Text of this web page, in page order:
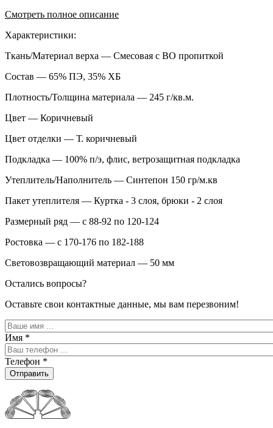
Смотреть полное описание
Характеристики:
Ткань/Материал верха — Смесовая с ВО пропиткой
Состав — 65% ПЭ, 35% ХБ
Плотность/Толщина материала — 245 г/кв.м.
Цвет — Коричневый
Цвет отделки — Т. коричневый
Подкладка — 100% п/э, флис, ветрозащитная подкладка
Утеплитель/Наполнитель — Синтепон 150 гр/м.кв
Пакет утеплителя — Куртка - 3 слоя, брюки - 2 слоя
Размерный ряд — с 88-92 по 120-124
Ростовка — с 170-176 по 182-188
Световозвращающий материал — 50 мм
Остались вопросы?
Оставьте свои контактные данные, мы вам перезвоним!
Имя *
Телефон *
Отправить